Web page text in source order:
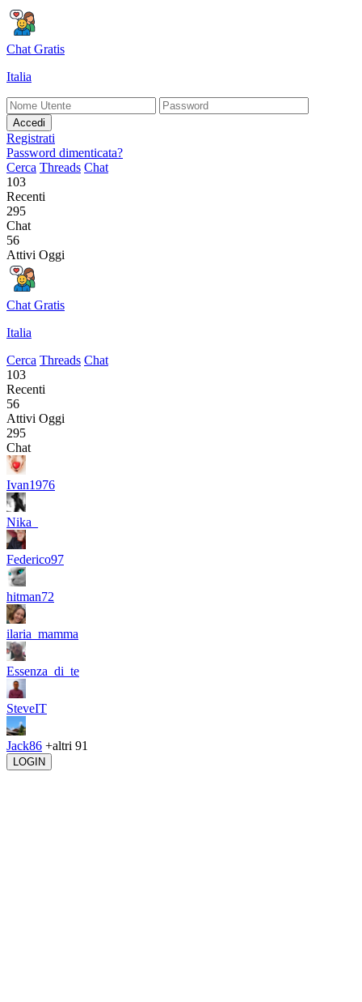
Chat Gratis
Italia
Accedi
Registrati
Password dimenticata?
Cerca Threads Chat
103
Recenti
295
Chat
56
Attivi Oggi
Chat Gratis
Italia
Cerca Threads Chat
103
Recenti
56
Attivi Oggi
295
Chat
Ivan1976
Nika_
Federico97
hitman72
ilaria_mamma
Essenza_di_te
SteveIT
Jack86 +altri 91
LOGIN